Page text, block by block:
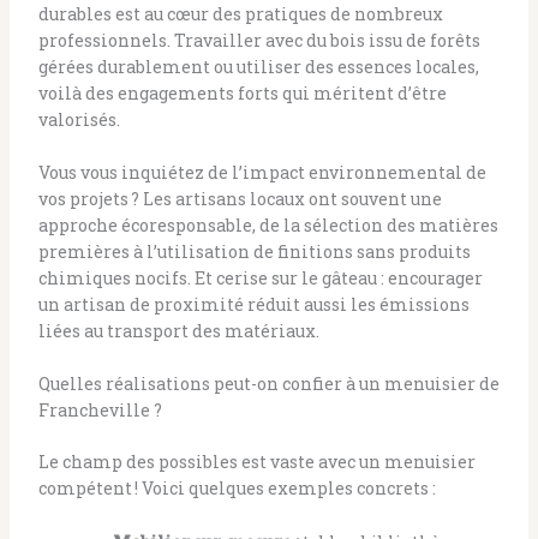
durables est au cœur des pratiques de nombreux
professionnels. Travailler avec du bois issu de forêts
gérées durablement ou utiliser des essences locales,
voilà des engagements forts qui méritent d’être
valorisés.
Vous vous inquiétez de l’impact environnemental de
vos projets ? Les artisans locaux ont souvent une
approche écoresponsable, de la sélection des matières
premières à l’utilisation de finitions sans produits
chimiques nocifs. Et cerise sur le gâteau : encourager
un artisan de proximité réduit aussi les émissions
liées au transport des matériaux.
Quelles réalisations peut-on confier à un menuisier de
Francheville ?
Le champ des possibles est vaste avec un menuisier
compétent ! Voici quelques exemples concrets :